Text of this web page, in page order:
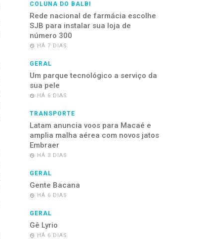
COLUNA DO BALBI
Rede nacional de farmácia escolhe
SJB para instalar sua loja de
número 300
HÁ 7 DIAS
GERAL
Um parque tecnológico a serviço da
sua pele
HÁ 6 DIAS
TRANSPORTE
Latam anuncia voos para Macaé e
amplia malha aérea com novos jatos
Embraer
HÁ 3 DIAS
GERAL
Gente Bacana
HÁ 6 DIAS
GERAL
Gê Lyrio
HÁ 6 DIAS